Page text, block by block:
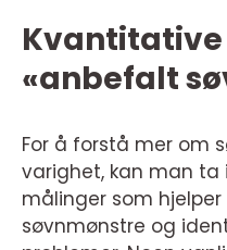
«anbefalt
For å forstå mer om
varighet, kan man ta
målinger som
søvnmønstre og